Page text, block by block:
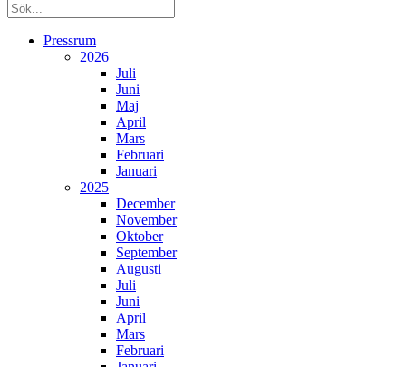
Pressrum
2026
Juli
Juni
Maj
April
Mars
Februari
Januari
2025
December
November
Oktober
September
Augusti
Juli
Juni
April
Mars
Februari